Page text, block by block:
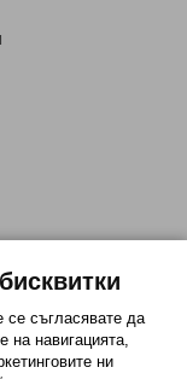
се съгласявате да
на навигацията,
ни